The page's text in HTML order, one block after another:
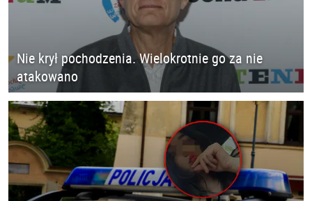
Nie krył pochodzenia. Wielokrotnie go za nie
atakowano